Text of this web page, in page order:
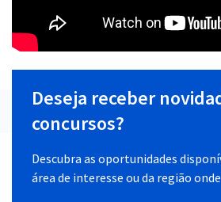
Deseja receber
concursos?
Descubra as oportunidades
área de interesse ou da região